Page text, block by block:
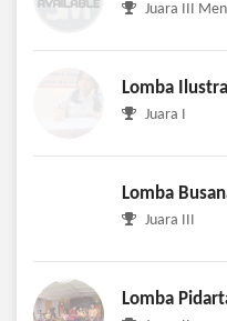
Juara III
Lomba
Juara I
Lomba
Juara III
Lomba